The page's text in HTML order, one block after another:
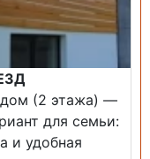
(2 этажа) —
для семьи:
и удобная